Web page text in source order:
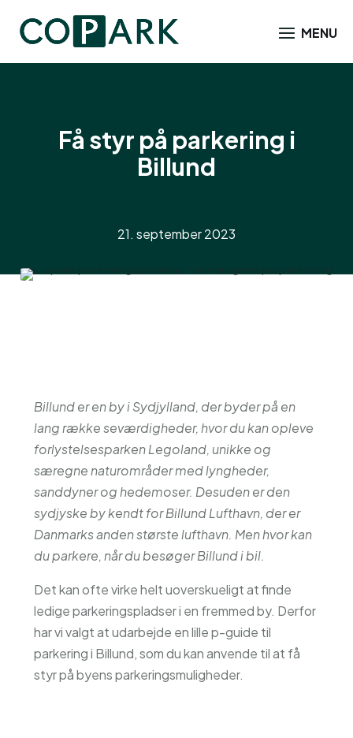
Få styr på parkering i
Billund
21. september 2023
Billund er en by i Sydjylland, der byder på en
lang række seværdigheder, hvor du kan opleve
forlystelsesparken Legoland, unikke og
særegne naturområder med lyngheder,
sanddyner og hedemoser. Desuden er den
sydjyske by kendt for Billund Lufthavn, der er
Danmarks anden største lufthavn. Men hvor kan
du parkere, når du besøger Billund i bil.
Det kan ofte virke helt uoverskueligt at finde
ledige parkeringspladser i en fremmed by. Derfor
har vi valgt at udarbejde en lille p-guide til
parkering i Billund, som du kan anvende til at få
styr på byens parkeringsmuligheder.